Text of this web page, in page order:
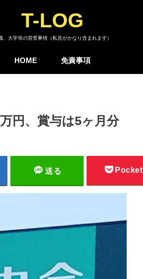
T-LOG
、大学等の背景事情（私見がかなり含まれます）
HOME 免責事項
円、賞与は5ヶ月分
送る Pocket